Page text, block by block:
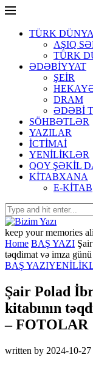
TÜRK
AŞIQ
TÜRK
ƏDƏBİYYAT
ŞEİR
DRAM
ƏDƏBİ
SÖHBƏTLƏR
YAZILAR
İCTİMAİ
YENİLİKLƏR
QOY ŞƏKİL
KİTABXANA
E-KİTAB
keep your memories
Home BAŞ YAZI
təqdimat və imza
BAŞ YAZI
Şair Polad
kitabının
– FOTOLAR
written by 2024-10-27